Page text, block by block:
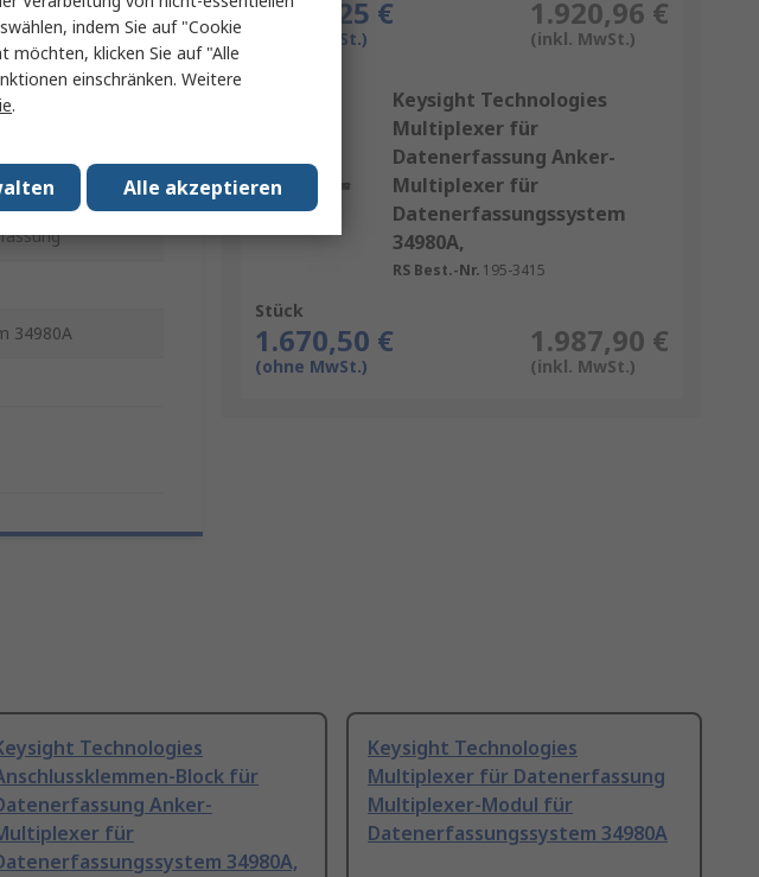
1.614,25 €
(ohne MwSt.)
1.920,96 €
(inkl. MwSt.)
Keysight Technologies
Multiplexer für
Datenerfassung Anker-
Multiplexer für
Datenerfassungssystem
34980A,
RS Best.-Nr. 195-3415
Stück
1.670,50 €
(ohne MwSt.)
1.987,90 €
(inkl. MwSt.)
34980A
Technologies
Block für
Anker-
für
34980A,
Keysight Technologies
Multiplexer für Datenerfassung
Multiplexer-Modul für
Datenerfassungssystem 34980A
indem Sie auf "Cookie
möchten, klicken Sie auf "Alle
einschränken. Weitere
.
Alle akzeptieren